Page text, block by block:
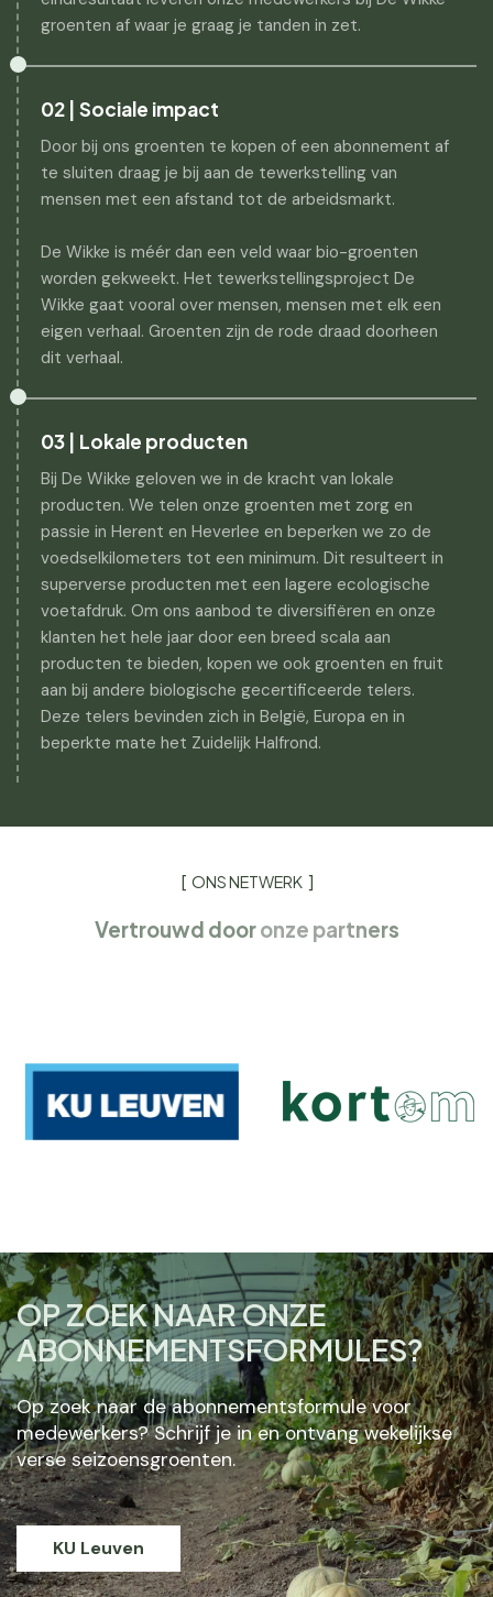
groenten af waar je graag je tanden in zet.
02 | Sociale impact
Door bij ons groenten te kopen of een abonnement af
te sluiten draag je bij aan de tewerkstelling van
mensen met een afstand tot de arbeidsmarkt.
De Wikke is méér dan een veld waar bio-groenten
worden gekweekt. Het tewerkstellingsproject De
Wikke gaat vooral over mensen, mensen met elk een
eigen verhaal. Groenten zijn de rode draad doorheen
dit verhaal.
03 | Lokale producten
Bij De Wikke geloven we in de kracht van lokale
producten. We telen onze groenten met zorg en
passie in Herent en Heverlee en beperken we zo de
voedselkilometers tot een minimum. Dit resulteert in
superverse producten met een lagere ecologische
voetafdruk. Om ons aanbod te diversifiëren en onze
klanten het hele jaar door een breed scala aan
producten te bieden, kopen we ook groenten en fruit
aan bij andere biologische gecertificeerde telers.
Deze telers bevinden zich in België, Europa en in
beperkte mate het Zuidelijk Halfrond.
ONS NETWERK
Vertrouwd dooronze partners
OP ZOEK NAAR ONZE
ABONNEMENTSFORMULES?
Op zoek naar de abonnementsformule voor
medewerkers? Schrijf je in en ontvang wekelijkse
verse seizoensgroenten.
KU Leuven